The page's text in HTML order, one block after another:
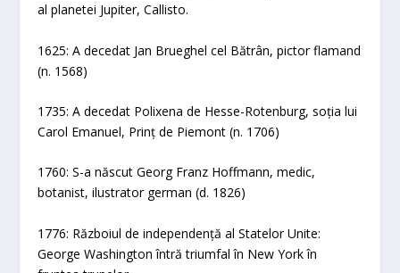
al planetei Jupiter, Callisto.
1625: A decedat Jan Brueghel cel Bătrân, pictor flamand
(n. 1568)
1735: A decedat Polixena de Hesse-Rotenburg, soția lui
Carol Emanuel, Prinț de Piemont (n. 1706)
1760: S-a născut Georg Franz Hoffmann, medic,
botanist, ilustrator german (d. 1826)
1776: Războiul de independență al Statelor Unite:
George Washington întră triumfal în New York în